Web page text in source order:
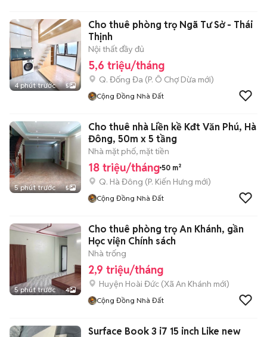
4 phút trước 5
Cho thuê phòng trọ Ngã Tư Sở - Thái
Thịnh
Nội thất đầy đủ
5,6 triệu/tháng
Q. Đống Đa (P. Ô Chợ Dừa mới)
Cộng Đồng Nhà Đất
5 phút trước 5
Cho thuê nhà Liền kề Kđt Văn Phú, Hà
Đông, 50m x 5 tầng
Nhà mặt phố, mặt tiền
18 triệu/tháng 50 m²
Q. Hà Đông (P. Kiến Hưng mới)
Cộng Đồng Nhà Đất
5 phút trước 4
Cho thuê phòng trọ An Khánh, gần
Học viện Chính sách
Nhà trống
2,9 triệu/tháng
Huyện Hoài Đức (Xã An Khánh mới)
Cộng Đồng Nhà Đất
Surface Book 3 i7 15 inch Like new